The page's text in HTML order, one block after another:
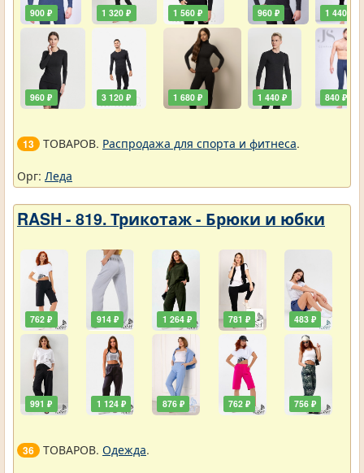
900 ₽
960 ₽
1 320 ₽
3 120 ₽
1 560 ₽
1 680 ₽
960 ₽
1 440 ₽
1 440 ₽
840 ₽
13 ТОВАРОВ. Распродажа для спорта и фитнеса.
Орг: Леда
RASH - 819. Трикотаж - Брюки и юбки
762 ₽
991 ₽
914 ₽
1 124 ₽
1 264 ₽
876 ₽
781 ₽
762 ₽
483 ₽
756 ₽
36 ТОВАРОВ. Одежда.